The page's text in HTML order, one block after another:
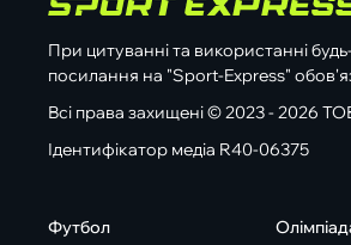
При цитуванні та використанні
посилання на "Sport-Express"
Всі права захищені © 2023 - 2026
Ідентифікатор медіа R40-06375
Футбол